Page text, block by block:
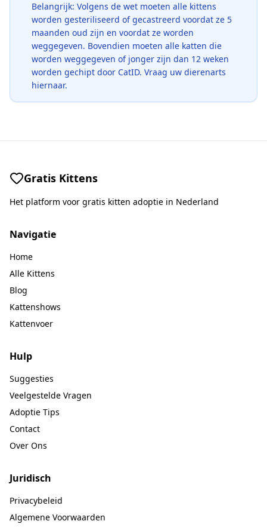
Belangrijk: Volgens de wet moeten alle kittens
worden gesteriliseerd of gecastreerd voordat ze 5
maanden oud zijn en voordat ze worden
weggegeven. Bovendien moeten alle katten die
worden weggegeven of jonger zijn dan 12 weken
worden gechipt door CatID. Vraag uw dierenarts
hiernaar.
Gratis Kittens
Het platform voor gratis kitten adoptie in Nederland
Navigatie
Home
Alle Kittens
Blog
Kattenshows
Kattenvoer
Hulp
Suggesties
Veelgestelde Vragen
Adoptie Tips
Contact
Over Ons
Juridisch
Privacybeleid
Algemene Voorwaarden